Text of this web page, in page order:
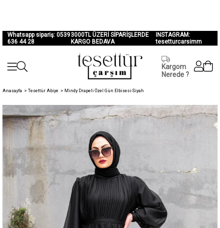
Whatsapp sipariş: 0539
636 44 28
3000TL ÜZERİ SİPARİŞLERDE
KARGO BEDAVA
INSTAGRAM:
tesetturcarsimm
Kargom
Nerede ?
Anasayfa > Tesettür Abiye > Mindy Drapeli Özel Gün Elbisesi-Siyah